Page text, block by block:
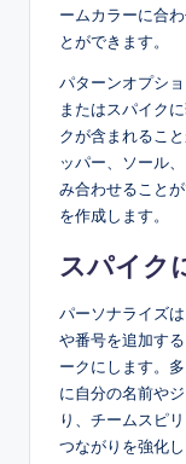
ームカラーに合
とができます。
パターンオプシ
またはスパイク
クが含まれるこ
ッパー、ソール
み合わせること
を作成します。
スパイク
パーソナライズ
や番号を追加す
ークにします。
に自分の名前や
り、チームスピ
つながりを強化し